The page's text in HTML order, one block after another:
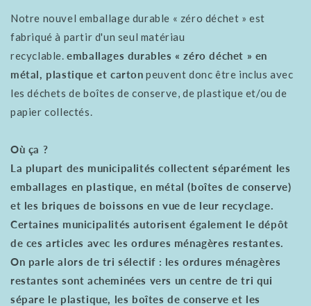
Notre nouvel emballage durable « zéro déchet » est
fabriqué à partir d'un seul matériau
recyclable. emballages durables « zéro déchet » en
métal, plastique et carton peuvent donc être inclus avec
les déchets de boîtes de conserve, de plastique et/ou de
papier collectés.
Où ça ?
La plupart des municipalités collectent séparément les
emballages en plastique, en métal (boîtes de conserve)
et les briques de boissons en vue de leur recyclage.
Certaines municipalités autorisent également le dépôt
de ces articles avec les ordures ménagères restantes.
On parle alors de tri sélectif : les ordures ménagères
restantes sont acheminées vers un centre de tri qui
sépare le plastique, les boîtes de conserve et les